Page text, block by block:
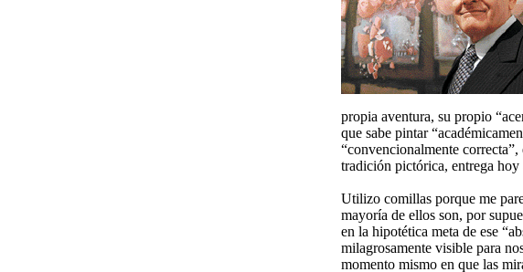
propia aventura, su propio
que sabe pintar
“convencionalmente
tradición pictórica, entrega hoy
Utilizo comillas porque me
mayoría de ellos son, por
en la hipotética meta de ese
milagrosamente visible para
momento mismo en que las